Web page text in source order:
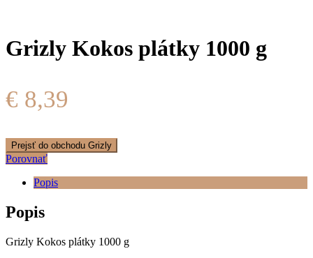
Grizly Kokos plátky 1000 g
€ 8,39
Prejsť do obchodu Grizly
Porovnať
Popis
Popis
Grizly Kokos plátky 1000 g